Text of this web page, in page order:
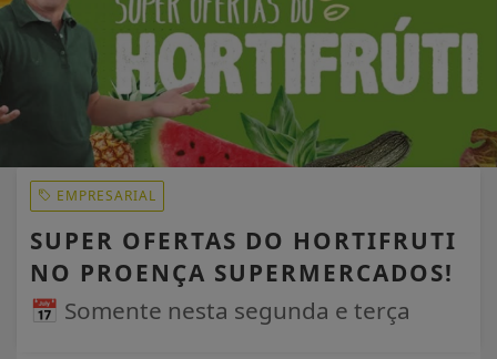
EMPRESARIAL
SUPER OFERTAS DO HORTIFRUTI
NO PROENÇA SUPERMERCADOS!
📅 Somente nesta segunda e terça